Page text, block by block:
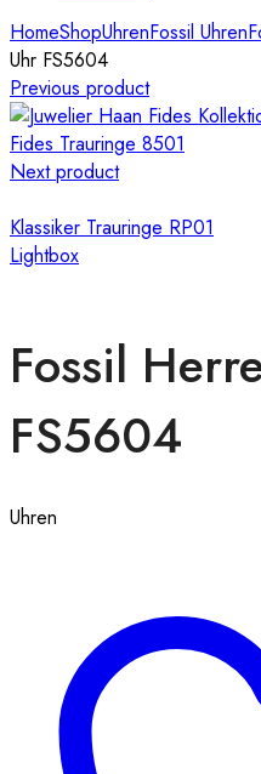
HomeShopUhrenFossil Uhren
Uhr FS5604
Previous product
Fides Trauringe 8501
Next product
Klassiker Trauringe RP01
Lightbox
Fossil
FS5604
Uhren